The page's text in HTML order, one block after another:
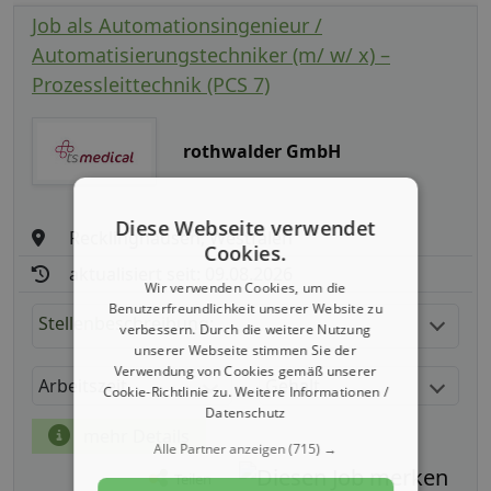
Job als Automationsingenieur /
Automatisierungstechniker (m/ w/ x) –
Prozessleittechnik (PCS 7)
rothwalder GmbH
Recklinghausen, Westfalen
aktualisiert seit: 09.08.2026
Stellenbeschreibung:
Arbeitszeit Gehalt
Teilen
Diese Webseite verwendet
Cookies.
Wir verwenden Cookies, um die
Benutzerfreundlichkeit unserer Website zu
verbessern. Durch die weitere Nutzung
unserer Webseite stimmen Sie der
Verwendung von Cookies gemäß unserer
Cookie-Richtlinie zu.Weitere Informationen /
Datenschutz
Alle Partner anzeigen(715) →